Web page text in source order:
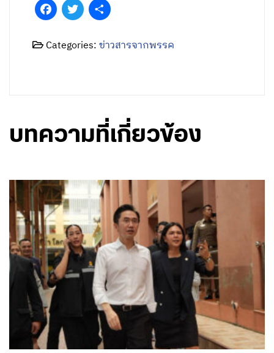
FacebookTwitter
Categories:ข่าวสารจากพรรค
บทความที่เกี่ยวข้อง